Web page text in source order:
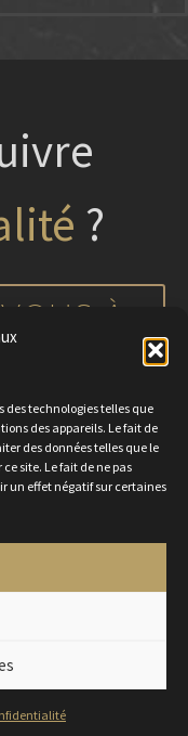
des technologies telles que
des appareils. Le fait de
des données telles que le
site. Le fait de ne pas
un effet négatif sur certaines
?
À